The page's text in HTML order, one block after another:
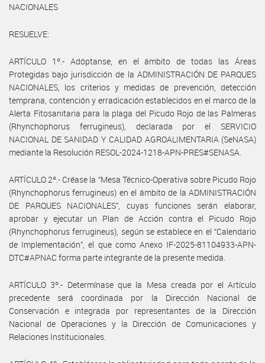
NACIONALES
RESUELVE:
ARTÍCULO 1º.- Adóptanse, en el ámbito de todas las Áreas
Protegidas bajo jurisdicción de la ADMINISTRACIÓN DE PARQUES
NACIONALES, los criterios y medidas de prevención, detección
temprana, contención y erradicación establecidos en el marco de la
Alerta Fitosanitaria para la plaga del Picudo Rojo de las Palmeras
(Rhynchophorus ferrugineus), declarada por el SERVICIO
NACIONAL DE SANIDAD Y CALIDAD AGROALIMENTARIA (SeNASA)
mediante la Resolución RESOL-2024-1218-APN-PRES#SENASA.
ARTÍCULO 2º.- Créase la “Mesa Técnico-Operativa sobre Picudo Rojo
(Rhynchophorus ferrugineus) en el ámbito de la ADMINISTRACIÓN
DE PARQUES NACIONALES”, cuyas funciones serán elaborar,
aprobar y ejecutar un Plan de Acción contra el Picudo Rojo
(Rhynchophorus ferrugineus), según se establece en el “Calendario
de Implementación”, el que como Anexo IF-2025-81104933-APN-
DTC#APNAC forma parte integrante de la presente medida.
ARTÍCULO 3º.- Determínase que la Mesa creada por el Artículo
precedente será coordinada por la Dirección Nacional de
Conservación e integrada por representantes de la Dirección
Nacional de Operaciones y la Dirección de Comunicaciones y
Relaciones Institucionales.